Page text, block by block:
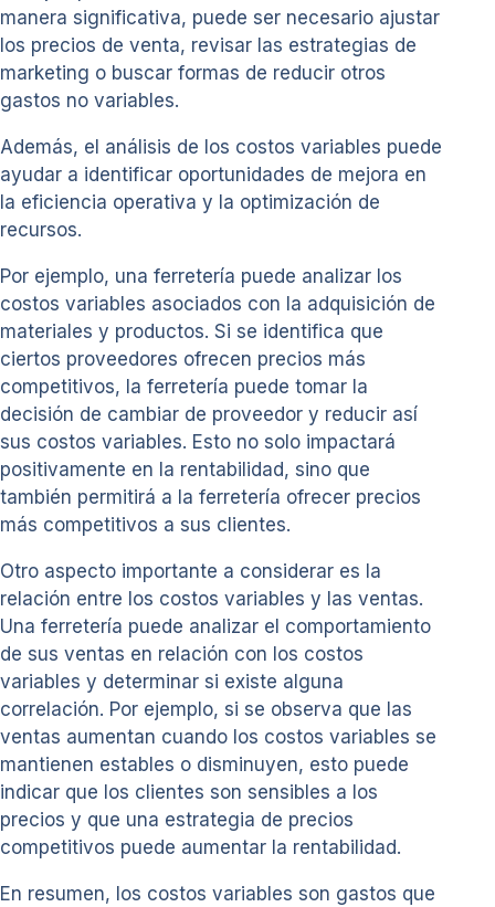
manera significativa, puede ser necesario ajustar
los precios de venta, revisar las estrategias de
marketing o buscar formas de reducir otros
gastos no variables.
Además, el análisis de los costos variables puede
ayudar a identificar oportunidades de mejora en
la eficiencia operativa y la optimización de
recursos.
Por ejemplo, una ferretería puede analizar los
costos variables asociados con la adquisición de
materiales y productos. Si se identifica que
ciertos proveedores ofrecen precios más
competitivos, la ferretería puede tomar la
decisión de cambiar de proveedor y reducir así
sus costos variables. Esto no solo impactará
positivamente en la rentabilidad, sino que
también permitirá a la ferretería ofrecer precios
más competitivos a sus clientes.
Otro aspecto importante a considerar es la
relación entre los costos variables y las ventas.
Una ferretería puede analizar el comportamiento
de sus ventas en relación con los costos
variables y determinar si existe alguna
correlación. Por ejemplo, si se observa que las
ventas aumentan cuando los costos variables se
mantienen estables o disminuyen, esto puede
indicar que los clientes son sensibles a los
precios y que una estrategia de precios
competitivos puede aumentar la rentabilidad.
En resumen, los costos variables son gastos que